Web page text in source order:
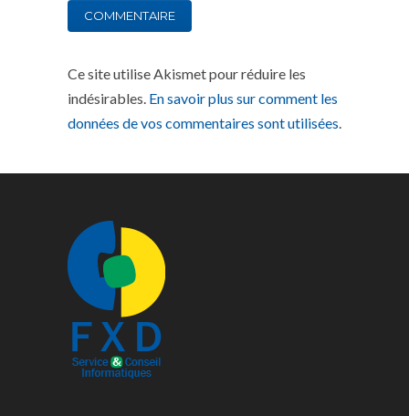
Ce site utilise Akismet pour réduire les
indésirables. En savoir plus sur comment les
données de vos commentaires sont utilisées.